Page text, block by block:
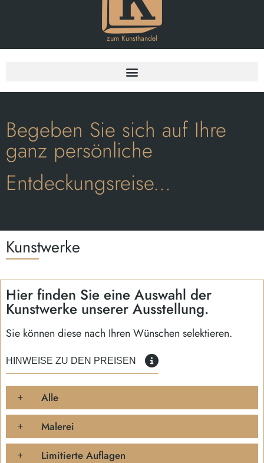
zum Kunsthandel
Begeben Sie sich auf Ihre
ganz persönliche
Entdeckungsreise...
Kunstwerke
Hier finden Sie eine Auswahl der
Kunstwerke unserer Ausstellung.
Sie können diese nach Ihren Wünschen selektieren.
HINWEISE ZU DEN PREISEN
Alle
Malerei
Limitierte Auflagen